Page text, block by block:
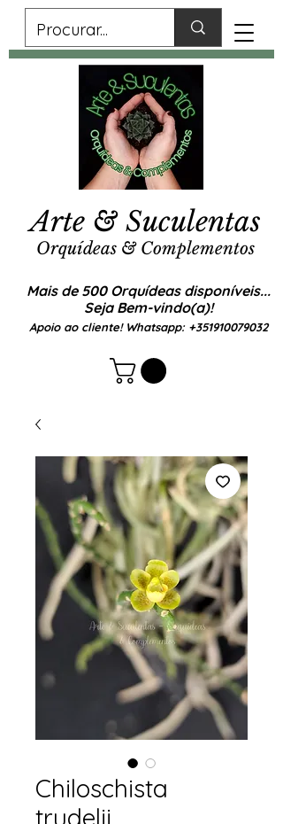
Mais de 500 Orquídeas disponíveis...
Seja Bem-vindo(a)!
Apoio ao cliente! Whatsapp: +351910079032
Arte & Suculentas
Orquídeas & Complementos
Chiloschista
trudelii